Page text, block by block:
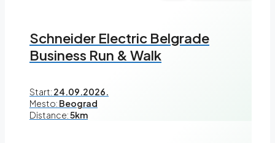
Schneider Electric Belgrade
Business Run & Walk
Start: 24.09.2026.
Mesto: Beograd
Distance:5km